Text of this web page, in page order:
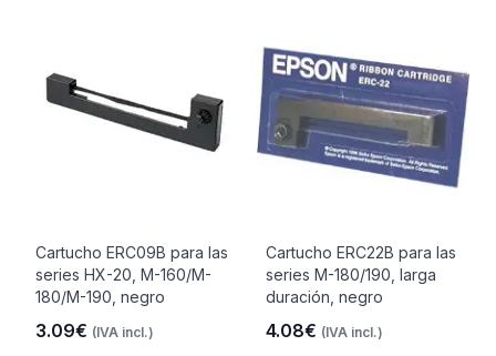
Cartucho ERC09B para las
series HX-20, M-160/M-
180/M-190, negro
3.09€ (IVA incl.)
Cartucho ERC22B para las
series M-180/190, larga
duración, negro
4.08€ (IVA incl.)